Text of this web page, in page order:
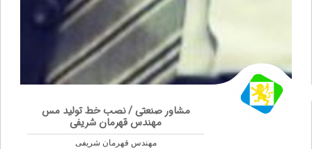
مشاور صنعتی / نصب خط تولید مس
مهندس قهرمان شریفی
مهندس قهرمان شریفی